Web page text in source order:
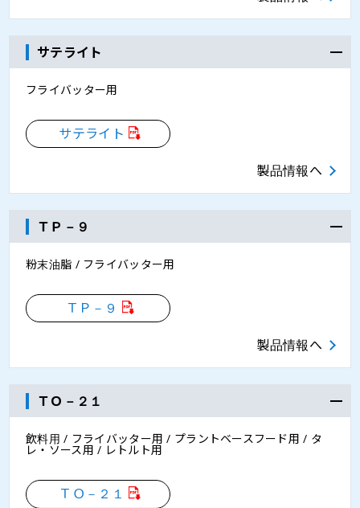
サテライト
フライバッター用
サテライト
製品情報へ
ＴＰ－９
粉末油脂 / フライバッター用
ＴＰ－９
製品情報へ
ＴＯ－２１
飲料用 / フライバッター用 / プラントベースフード用 / タ
レ・ソース用 / レトルト用
ＴＯ－２１